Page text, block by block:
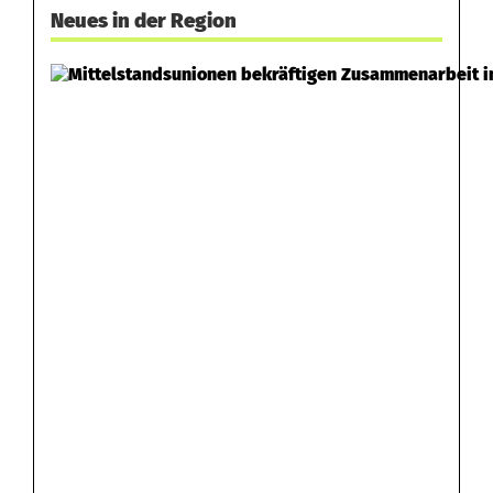
Neues in der Region